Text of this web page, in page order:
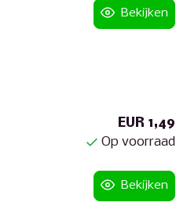
Bekijken
EUR 1,49
Op voorraad
Bekijken